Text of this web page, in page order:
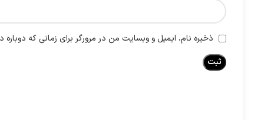
ذخیره نام، ایمیل و وبسایت من در مرورگر برای زمانی که